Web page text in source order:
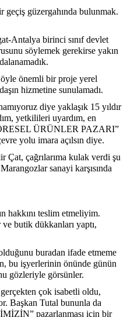
güzergahında bulunmak.
Antalya birinci sınıf devlet
söylemek gerekirse yakın
öyle önemli bir proje yerel
hizmetine sunulamadı.
diye yaklaşık 15 yıldır
yetkilileri uyardım, en
ÜRÜNLER PAZARI”
yolu imara açılsın diye.
Çat, çağrılarıma kulak verdi şu
sanayi karşısında
hakkını teslim etmeliyim.
butik dükkanları yaptı,
buradan ifade etmeme
bu işyerlerinin önünde günün
gözleriyle görsünler.
çok isabetli oldu,
Başkan Tutal bununla da
pazarlanması için bir